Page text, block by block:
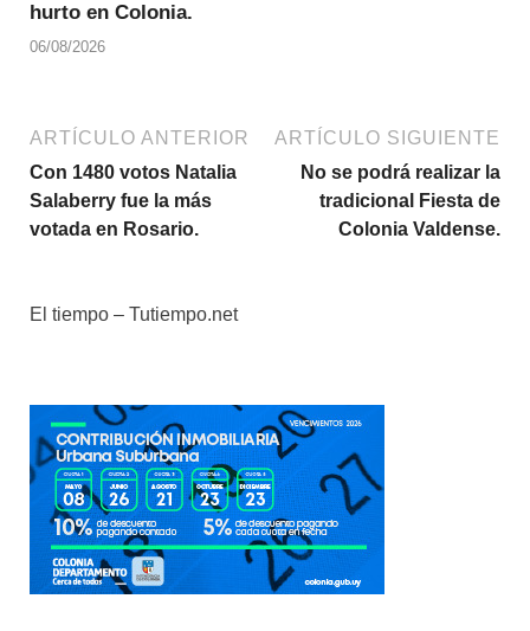
hurto en Colonia.
06/08/2026
ARTÍCULO ANTERIOR
Con 1480 votos Natalia
Salaberry fue la más
votada en Rosario.
ARTÍCULO SIGUIENTE
No se podrá realizar la
tradicional Fiesta de
Colonia Valdense.
El tiempo – Tutiempo.net